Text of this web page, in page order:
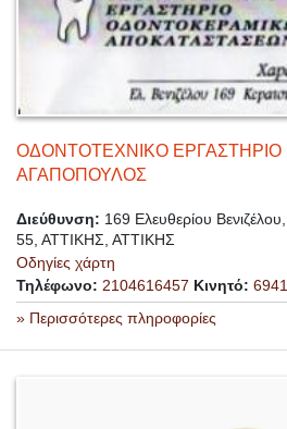
ΟΔΟΝΤΟΤΕΧΝΙΚΟ ΕΡΓΑΣΤΗΡΙΟ
ΑΓΑΠΟΠΟΥΛΟΣ
Διεύθυνση: 169 Ελευθερίου
55, ΑΤΤΙΚΗΣ, ΑΤΤΙΚΗΣ
Οδηγίες χάρτη
Τηλέφωνο: 2104616457 Κινητό:
» Περισσότερες πληροφορίες